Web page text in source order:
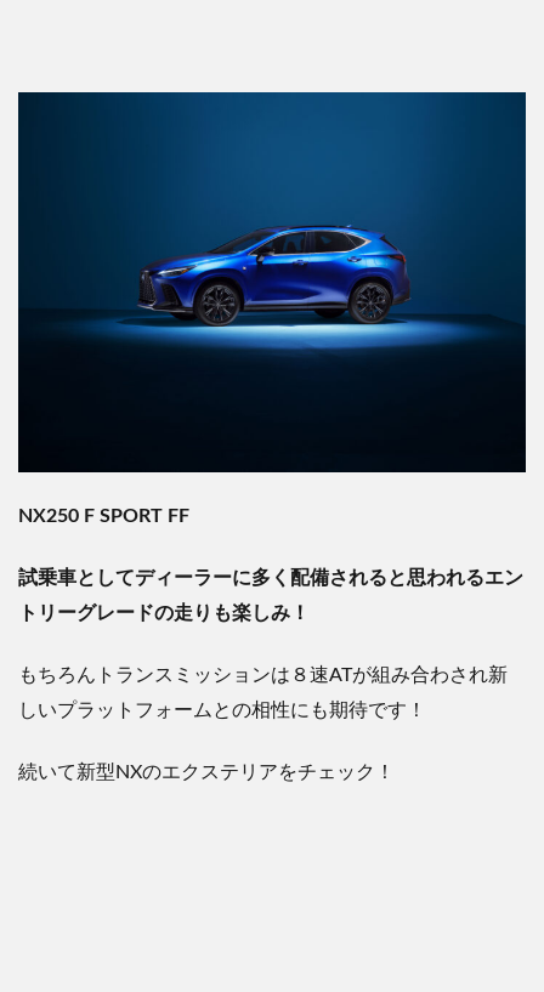
NX250 F SPORT FF
試乗車としてディーラーに多く配備されると思われるエン
トリーグレードの走りも楽しみ！
もちろんトランスミッションは８速ATが組み合わされ新
しいプラットフォームとの相性にも期待です！
続いて新型NXのエクステリアをチェック！